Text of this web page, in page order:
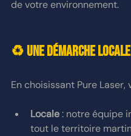
de votre environnement.
♻️ Une démarche
En choisissant Pure
Locale : notre équipe
tout le territoire